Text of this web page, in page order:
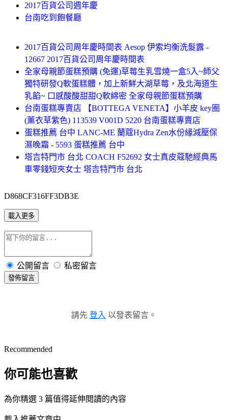
2017百貨公司週年慶
台南吃到飽餐廳
2017百貨公司周年慶時間表 Aesop 伊索均衡洗髮露 -
12667 2017百貨公司周年慶時間表
全家母親節蛋糕預購 (免運)草莓生乳雪燒一盒5入~師父
獨特研發Q軟蛋糕體，加上新鮮大湖草莓，及北海道生
乳餡~ 口感酸酸甜甜Q軟綿密 全家母親節蛋糕預購
台南蛋糕專賣店 【BOTTEGA VENETA】小羊皮 key圈
(薰衣草紫色) 113539 V001D 5220 台南蛋糕專賣店
蛋糕推薦 台中 LANC-ME 蘭蔻Hydra Zen水份緣減壓保
濕晚霜 - 5593 蛋糕推薦 台中
塔吉特門市 台北 COACH F52692 女士真皮蔻馳經典馬
車零錢短夾女士 塔吉特門市 台北
D868CF316FF3DB3E
載入更多
公開留言 私密留言
發佈留言
請先 登入 以發表留言。
Recommended
你可能也喜歡
為你精選 3 篇值得延伸閱讀的內容